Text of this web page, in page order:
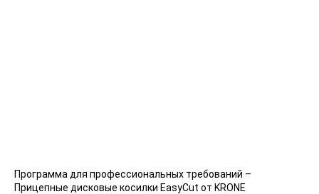
Программа для профессиональных требований –
Прицепные дисковые косилки EasyCut от KRONE